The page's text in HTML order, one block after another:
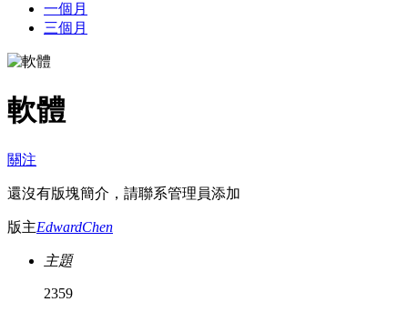
一個月
三個月
軟體
關注
還沒有版塊簡介，請聯系管理員添加
版主EdwardChen
主題
2359